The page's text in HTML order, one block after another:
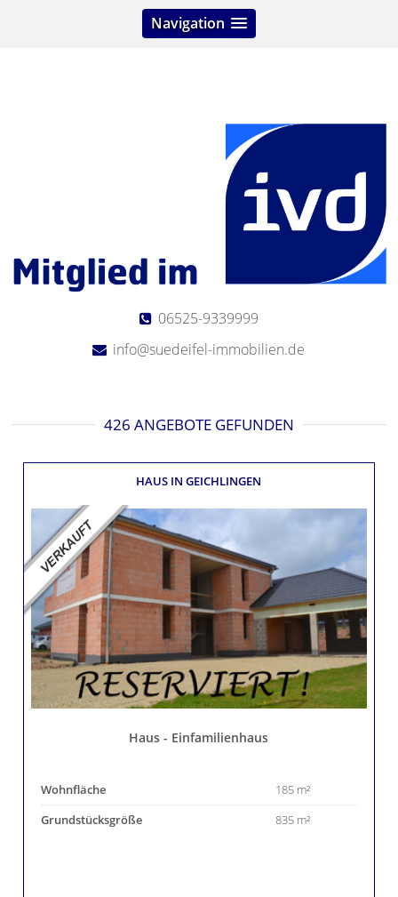
Navigation
06525-9339999
info@suedeifel-immobilien.de
426 ANGEBOTE GEFUNDEN
HAUS IN GEICHLINGEN
Haus - Einfamilienhaus
Wohnfläche
185 m²
Grundstücksgröße
835 m²